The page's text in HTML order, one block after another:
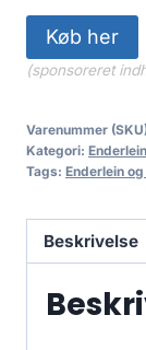
Køb her
(sponsoreret
Varenummer
Kategori:
Tags: Enderlein
Beskrivelse